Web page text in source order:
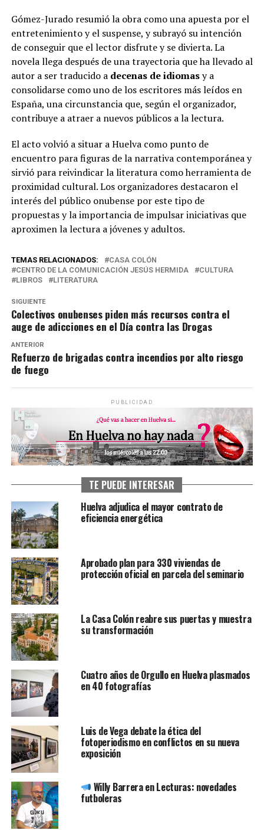
Gómez-Jurado resumió la obra como una apuesta por el
entretenimiento y el suspense, y subrayó su intención
de conseguir que el lector disfrute y se divierta. La
novela llega después de una trayectoria que ha llevado al
autor a ser traducido a decenas de idiomasy a
consolidarse como uno de los escritores más leídos en
España, una circunstancia que, según el organizador,
contribuye a atraer a nuevos públicos a la lectura.
El acto volvió a situar a Huelva como punto de
encuentro para figuras de la narrativa contemporánea y
sirvió para reivindicar la literatura como herramienta de
proximidad cultural. Los organizadores destacaron el
interés del público onubense por este tipo de
propuestas y la importancia de impulsar iniciativas que
aproximen la lectura a jóvenes y adultos.
TEMAS RELACIONADOS:
CASA COLÓN
CENTRO DE LA COMUNICACIÓN JESÚS HERMIDA
CULTURA
LIBROS
LITERATURA
SIGUIENTE
Colectivos onubenses piden más recursos contra el
auge de adicciones en el Día contra las Drogas
ANTERIOR
Refuerzo de brigadas contra incendios por alto riesgo
de fuego
PUBLICIDAD
TE PUEDE INTERESAR
Huelva adjudica el mayor contrato de
eficiencia energética
Aprobado plan para 330 viviendas de
protección oficial en parcela del seminario
La Casa Colón reabre sus puertas y muestra
su transformación
Cuatro años de Orgullo en Huelva plasmados
en 40 fotografías
Luis de Vega debate la ética del
fotoperiodismo en conflictos en su nueva
exposición
Willy Barrera en Lecturas: novedades
futboleras